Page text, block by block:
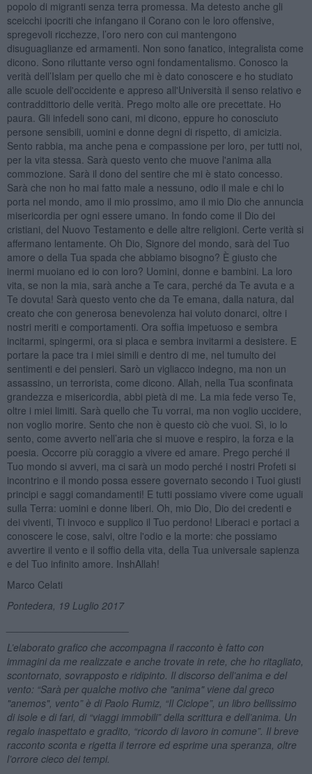
popolo di migranti senza terra promessa. Ma detesto anche gli
sceicchi ipocriti che infangano il Corano con le loro offensive,
spregevoli ricchezze, l’oro nero con cui mantengono
disuguaglianze ed armamenti. Non sono fanatico, integralista come
dicono. Sono riluttante verso ogni fondamentalismo. Conosco la
verità dell’Islam per quello che mi è dato conoscere e ho studiato
alle scuole dell'occidente e appreso all'Università il senso relativo e
contraddittorio delle verità. Prego molto alle ore precettate. Ho
paura. Gli infedeli sono cani, mi dicono, eppure ho conosciuto
persone sensibili, uomini e donne degni di rispetto, di amicizia.
Sento rabbia, ma anche pena e compassione per loro, per tutti noi,
per la vita stessa. Sarà questo vento che muove l'anima alla
commozione. Sarà il dono del sentire che mi è stato concesso.
Sarà che non ho mai fatto male a nessuno, odio il male e chi lo
porta nel mondo, amo il mio prossimo, amo il mio Dio che annuncia
misericordia per ogni essere umano. In fondo come il Dio dei
cristiani, del Nuovo Testamento e delle altre religioni. Certe verità si
affermano lentamente. Oh Dio, Signore del mondo, sarà del Tuo
amore o della Tua spada che abbiamo bisogno? È giusto che
inermi muoiano ed io con loro? Uomini, donne e bambini. La loro
vita, se non la mia, sarà anche a Te cara, perché da Te avuta e a
Te dovuta! Sarà questo vento che da Te emana, dalla natura, dal
creato che con generosa benevolenza hai voluto donarci, oltre i
nostri meriti e comportamenti. Ora soffia impetuoso e sembra
incitarmi, spingermi, ora si placa e sembra invitarmi a desistere. E
portare la pace tra i miei simili e dentro di me, nel tumulto dei
sentimenti e dei pensieri. Sarò un vigliacco indegno, ma non un
assassino, un terrorista, come dicono. Allah, nella Tua sconfinata
grandezza e misericordia, abbi pietà di me. La mia fede verso Te,
oltre i miei limiti. Sarà quello che Tu vorrai, ma non voglio uccidere,
non voglio morire. Sento che non è questo ciò che vuoi. Sì, io lo
sento, come avverto nell’aria che si muove e respiro, la forza e la
poesia. Occorre più coraggio a vivere ed amare. Prego perché il
Tuo mondo si avveri, ma ci sarà un modo perché i nostri Profeti si
incontrino e il mondo possa essere governato secondo i Tuoi giusti
principi e saggi comandamenti! E tutti possiamo vivere come uguali
sulla Terra: uomini e donne liberi. Oh, mio Dio, Dio dei credenti e
dei viventi, Ti invoco e supplico il Tuo perdono! Liberaci e portaci a
conoscere le cose, salvi, oltre l'odio e la morte: che possiamo
avvertire il vento e il soffio della vita, della Tua universale sapienza
e del Tuo infinito amore. InshAllah!
Marco Celati
Pontedera, 19 Luglio 2017
L’elaborato grafico che accompagna il racconto è fatto con
immagini da me realizzate e anche trovate in rete, che ho ritagliato,
scontornato, sovrapposto e ridipinto. Il discorso dell’anima e del
vento: “Sarà per qualche motivo che "anima" viene dal greco
"anemos", vento” è di Paolo Rumiz, “Il Ciclope”, un libro bellissimo
di isole e di fari, di “viaggi immobili” della scrittura e dell’anima. Un
regalo inaspettato e gradito, “ricordo di lavoro in comune”. Il breve
racconto sconta e rigetta il terrore ed esprime una speranza, oltre
l’orrore cieco dei tempi.